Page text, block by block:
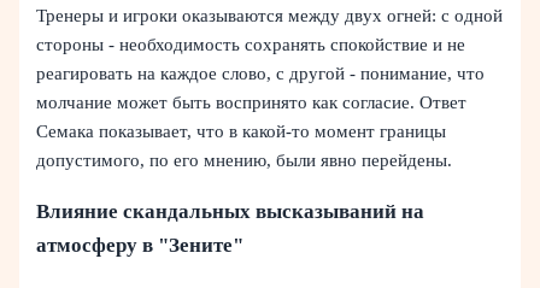
Тренеры и игроки оказываются между двух огней: с одной
стороны - необходимость сохранять спокойствие и не
реагировать на каждое слово, с другой - понимание, что
молчание может быть воспринято как согласие. Ответ
Семака показывает, что в какой-то момент границы
допустимого, по его мнению, были явно перейдены.
Влияние скандальных высказываний на
атмосферу в "Зените"